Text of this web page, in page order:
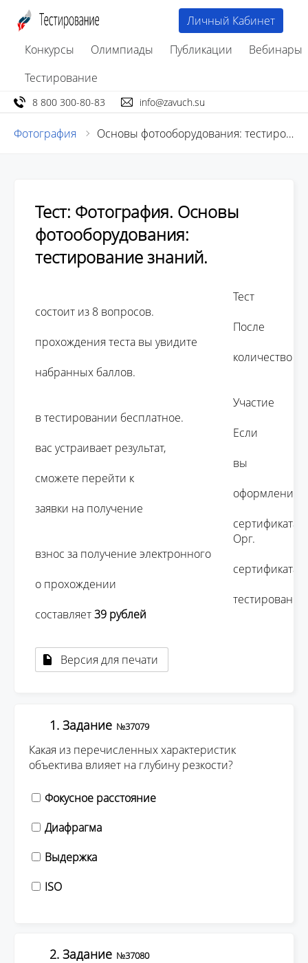
Конкурсы Олимпиады Публикации
Вебинары
Тестирование
Личный Кабинет
8 800 300-80-83 info@zavuch.su
Фотография Основы фотооборудования: тестирование знаний
Тест: Фотография. Основы
фотооборудования:
тестирование знаний.
состоит из 8 вопросов.
прохождения теста вы увидите
набранных баллов.
в тестировании бесплатное.
вас устраивает результат,
сможете перейти к
заявки на получение
взнос за получение электронного
о прохождении
составляет 39 рублей
Версия для печати
1. Задание №37079
Какая из перечисленных характеристик
объектива влияет на глубину резкости?
Фокусное расстояние
Диафрагма
Выдержка
ISO
2. Задание №37080